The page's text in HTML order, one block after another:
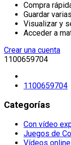
Compra
Guardar
Visualizar y
Acceder a
Crear una cuenta
1100659704
1100659704
Categorías
Con vídeo
Juegos de
Vídeos